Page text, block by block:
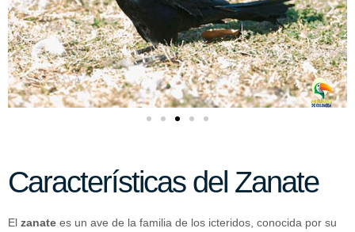
Características del Zanate
El zanate es un ave de la familia de los icteridos, conocida por su